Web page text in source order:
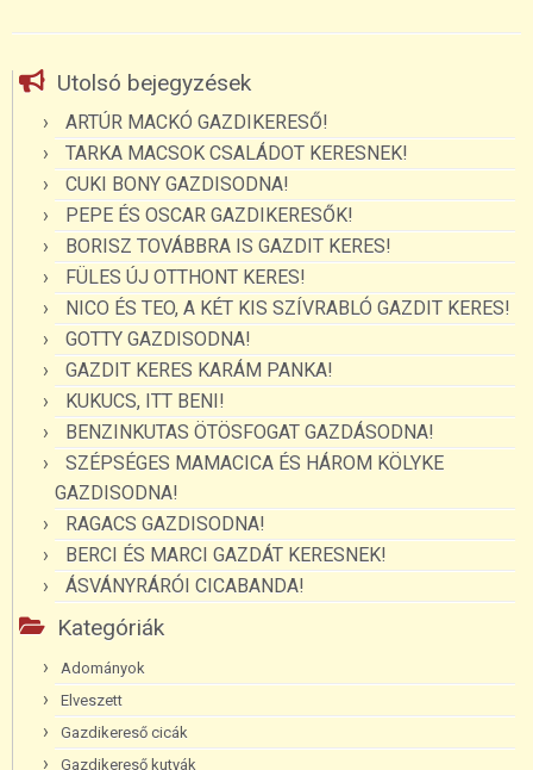
Utolsó bejegyzések
ARTÚR MACKÓ GAZDIKERESŐ!
TARKA MACSOK CSALÁDOT KERESNEK!
CUKI BONY GAZDISODNA!
PEPE ÉS OSCAR GAZDIKERESŐK!
BORISZ TOVÁBBRA IS GAZDIT KERES!
FÜLES ÚJ OTTHONT KERES!
NICO ÉS TEO, A KÉT KIS SZÍVRABLÓ GAZDIT KERES!
GOTTY GAZDISODNA!
GAZDIT KERES KARÁM PANKA!
KUKUCS, ITT BENI!
BENZINKUTAS ÖTÖSFOGAT GAZDÁSODNA!
SZÉPSÉGES MAMACICA ÉS HÁROM KÖLYKE
GAZDISODNA!
RAGACS GAZDISODNA!
BERCI ÉS MARCI GAZDÁT KERESNEK!
ÁSVÁNYRÁRÓI CICABANDA!
Kategóriák
Adományok
Elveszett
Gazdikereső cicák
Gazdikereső kutyák